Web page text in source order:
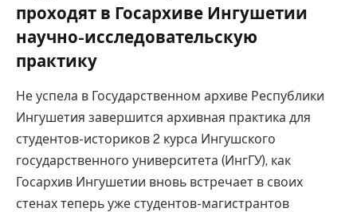
проходят в Госархиве Ингушетии
научно-исследовательскую
практику
Не успела в Государственном архиве Республики
Ингушетия завершится архивная практика для
студентов-историков 2 курса Ингушского
государственного университета (ИнгГУ), как
Госархив Ингушетии вновь встречает в своих
стенах теперь уже студентов-магистрантов